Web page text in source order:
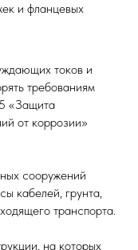
и фланцевых
токов и
требованиям
«Защита
от коррозии»
сооружений
кабелей, грунта,
транспорта.
на которых